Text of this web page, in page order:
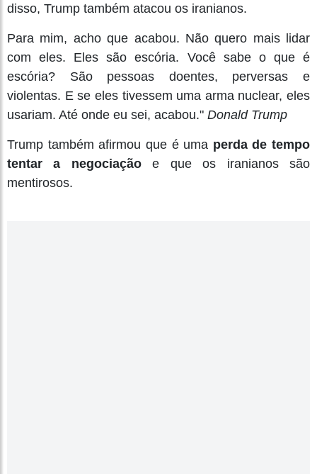
disso, Trump também atacou os iranianos.
Para mim, acho que acabou. Não quero mais lidar
com eles. Eles são escória. Você sabe o que é
escória? São pessoas doentes, perversas e
violentas. E se eles tivessem uma arma nuclear, eles
usariam. Até onde eu sei, acabou." Donald Trump
Trump também afirmou que é uma perda de tempo
tentar a negociaçãoe que os iranianos são
mentirosos.